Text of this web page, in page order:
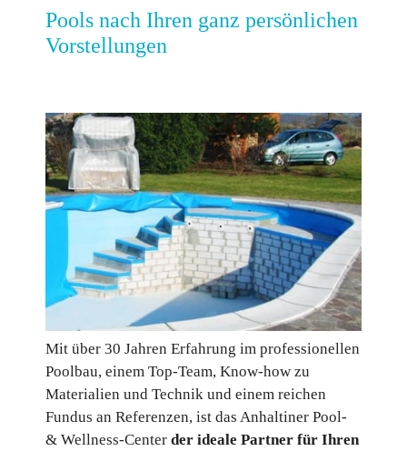
Pools nach Ihren ganz persönlichen
Vorstellungen
Mit über 30 Jahren Erfahrung im professionellen
Poolbau, einem Top-Team, Know-how zu
Materialien und Technik und einem reichen
Fundus an Referenzen, ist das Anhaltiner Pool-
& Wellness-Center der ideale Partner für Ihren